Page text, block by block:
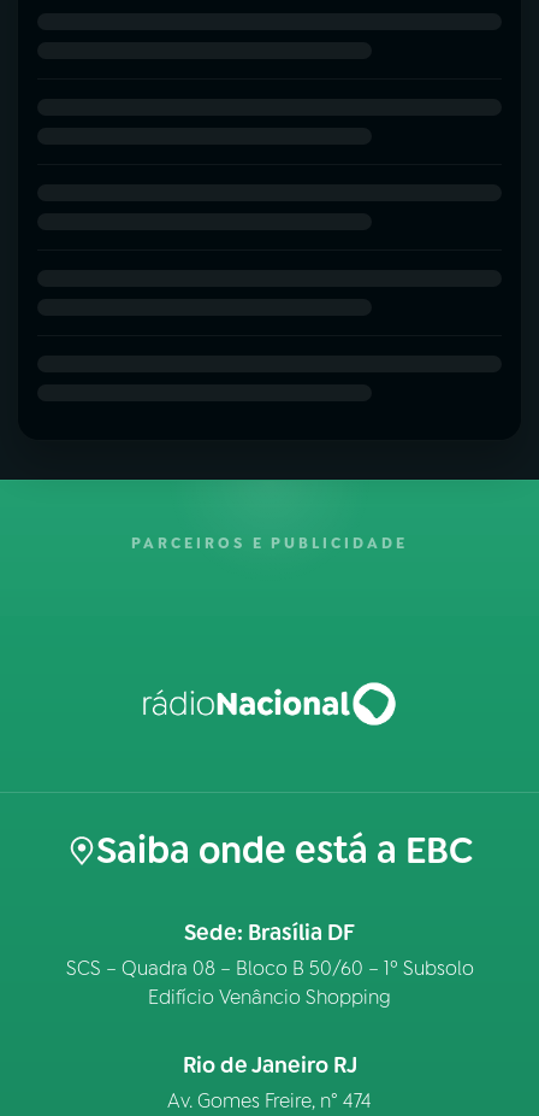
PARCEIROS E PUBLICIDADE
Saiba onde está a EBC
Sede: Brasília DF
SCS – Quadra 08 – Bloco B 50/60 – 1º Subsolo
Edifício Venâncio Shopping
Rio de Janeiro RJ
Av. Gomes Freire, n° 474